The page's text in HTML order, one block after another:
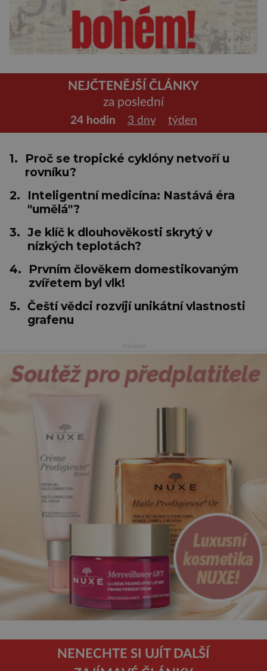
NEJČTENĚJŠÍ ČLÁNKY
za poslední
24 hodin 3 dny týden
1.
Proč se tropické cyklóny netvoří u
rovníku?
2.
Inteligentní medicína: Nastává éra
"umělá"?
3. Je klíč k dlouhověkosti skrytý v
nízkých teplotách?
4.
Prvním člověkem domestikovaným
zvířetem byl vlk!
5. Čeští vědci rozvíjí unikátní vlastnosti
grafenu
NENECHTE SI UJÍT DALŠÍ